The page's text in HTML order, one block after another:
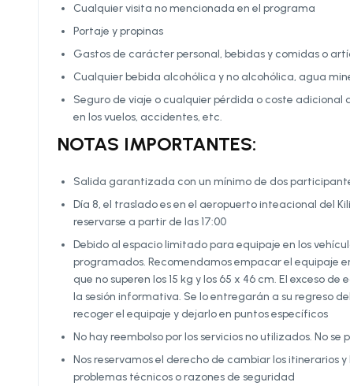
Cualquier visita no mencionada en el programa
Portaje y propinas
Gastos de carácter personal, bebidas y comidas o
Cualquier bebida alcohólica y no alcohólica, agua
Seguro de viaje o cualquier pérdida o coste
en los vuelos, accidentes, etc.
NOTAS IMPORTANTES:
Salida garantizada con un mínimo de dos
Día 8, el traslado es en el aeropuerto inteacional del
reservarse a partir de las 17:00
Debido al espacio limitado para equipaje en los
programados. Recomendamos empacar el equipaje
que no superen los 15 kg y los 65 x 46 cm. El exceso
la sesión informativa. Se lo entregarán a su regreso
recoger el equipaje y dejarlo en puntos específicos
No hay reembolso por los servicios no utilizados. No
Nos reservamos el derecho de cambiar los itinerarios
problemas técnicos o razones de seguridad